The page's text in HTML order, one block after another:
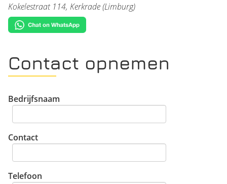
Kokelestraat 114, Kerkrade (Limburg)
Contact opnemen
Bedrijfsnaam
Contact
Telefoon